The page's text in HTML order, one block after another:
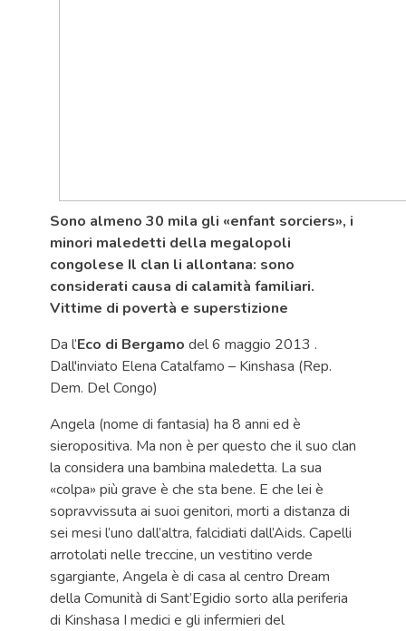
Sono almeno 30 mila gli «enfant sorciers», i
minori maledetti della megalopoli
congolese Il clan li allontana: sono
considerati causa di calamità familiari.
Vittime di povertà e superstizione
Da l’Eco di Bergamo del 6 maggio 2013 .
Dall'inviato Elena Catalfamo – Kinshasa (Rep.
Dem. Del Congo)
Angela (nome di fantasia) ha 8 anni ed è
sieropositiva. Ma non è per questo che il suo clan
la considera una bambina maledetta. La sua
«colpa» più grave è che sta bene. E che lei è
sopravvissuta ai suoi genitori, morti a distanza di
sei mesi l’uno dall’altra, falcidiati dall’Aids. Capelli
arrotolati nelle treccine, un vestitino verde
sgargiante, Angela è di casa al centro Dream
della Comunità di Sant’Egidio sorto alla periferia
di Kinshasa I medici e gli infermieri del